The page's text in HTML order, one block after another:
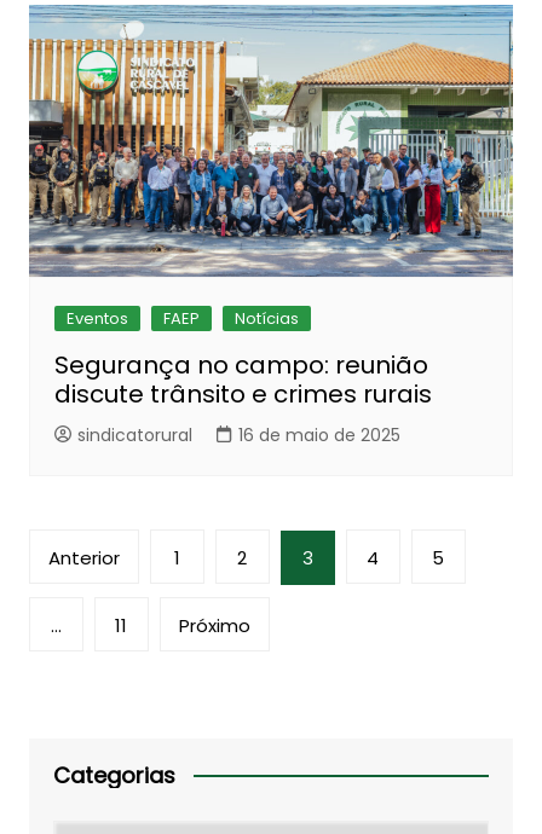
Eventos FAEP Notícias
Segurança no campo: reunião
discute trânsito e crimes rurais
sindicatorural 16 de maio de 2025
Paginação
posts
Anterior 1 2 3 4 5
… 11 Próximo
Categorias